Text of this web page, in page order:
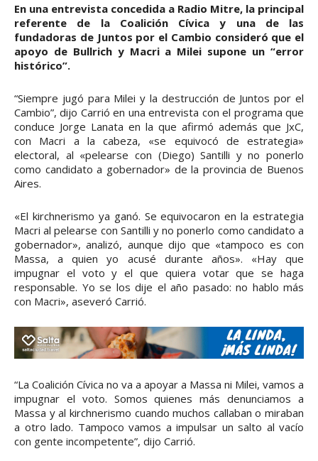
En una entrevista concedida a Radio Mitre, la principal
referente de la Coalición Cívica y una de las
fundadoras de Juntos por el Cambio consideró que el
apoyo de Bullrich y Macri a Milei supone un “error
histórico”.
“Siempre jugó para Milei y la destrucción de Juntos por el
Cambio”, dijo Carrió en una entrevista con el programa que
conduce Jorge Lanata en la que afirmó además que JxC,
con Macri a la cabeza, «se equivocó de estrategia»
electoral, al «pelearse con (Diego) Santilli y no ponerlo
como candidato a gobernador» de la provincia de Buenos
Aires.
«El kirchnerismo ya ganó. Se equivocaron en la estrategia
Macri al pelearse con Santilli y no ponerlo como candidato a
gobernador», analizó, aunque dijo que «tampoco es con
Massa, a quien yo acusé durante años». «Hay que
impugnar el voto y el que quiera votar que se haga
responsable. Yo se los dije el año pasado: no hablo más
con Macri», aseveró Carrió.
“La Coalición Cívica no va a apoyar a Massa ni Milei, vamos a
impugnar el voto. Somos quienes más denunciamos a
Massa y al kirchnerismo cuando muchos callaban o miraban
a otro lado. Tampoco vamos a impulsar un salto al vacío
con gente incompetente”, dijo Carrió.